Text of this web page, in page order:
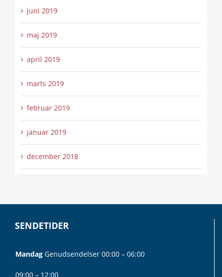
juni 2019
maj 2019
april 2019
marts 2019
februar 2019
januar 2019
december 2018
SENDETIDER
Mandag Genudsendelser 00:00 – 06:00
09:00 – 12:00